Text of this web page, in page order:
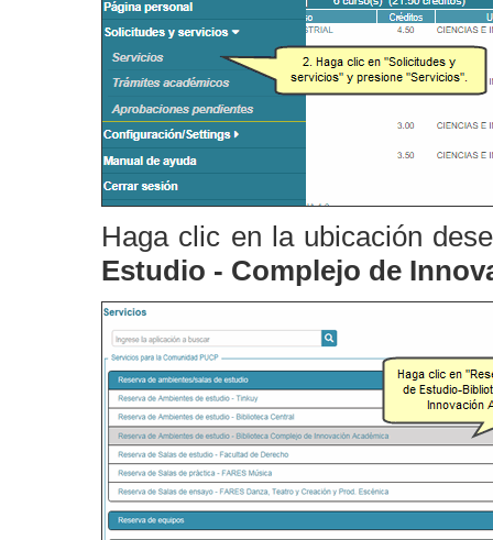
Haga clic en la ubicación
Estudio - Complejo de